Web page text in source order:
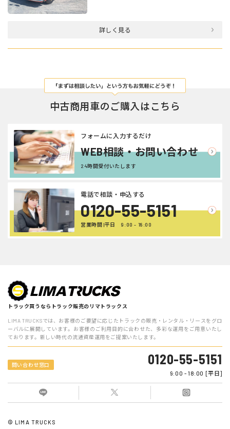
詳しく見る
中古商用車のご購入はこちら
WEB相談・お問い合わせ
フォームに入力するだけ
24時間受付いたします
0120-55-5151
電話で相談・申込する
営業時間 |平日 9:00 - 18:00
トラック買うならトラック販売のリマトラックス
LIMA TRUCKSでは、お客様のご要望に応じたトラックの販売・レンタル・リースをグロ
ーバルに展開しています。お客様のご利用目的に合わせた、多彩な運用をご用意いたし
ております。新しい時代の流通資産運用をご提案いたします。
問い合わせ窓口 0120-55-5151
9:00 - 18:00 [平日]
© LIMA TRUCKS